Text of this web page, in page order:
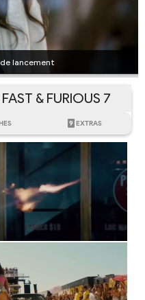
lancement
& FURIOUS 7
9 EXTRAS